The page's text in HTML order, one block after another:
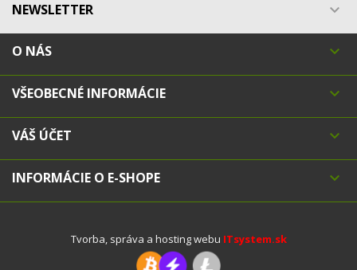
NEWSLETTER 
O NÁS 
VŠEOBECNÉ INFORMÁCIE 
VÁŠ ÚČET 
INFORMÁCIE O E-SHOPE 
Tvorba, správa a hosting webu ITsystem.sk